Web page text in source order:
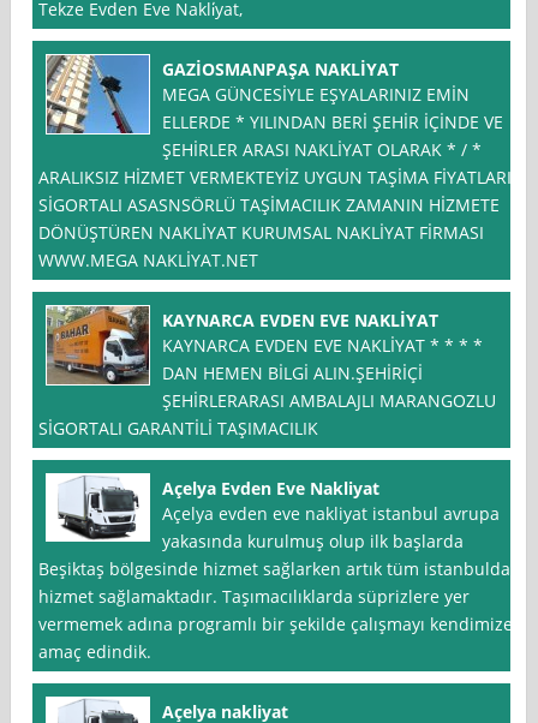
Tekze Evden Eve Nakli̇yat,
GAZİOSMANPAŞA NAKLİYAT
MEGA GÜNCESİYLE EŞYALARINIZ EMİN
ELLERDE * YILINDAN BERİ ŞEHİR İÇİNDE VE
ŞEHİRLER ARASI NAKLİYAT OLARAK * / *
ARALIKSIZ HİZMET VERMEKTEYİZ UYGUN TAŞİMA FİYATLARI
SİGORTALI ASASNSÖRLÜ TAŞİMACILIK ZAMANIN HİZMETE
DÖNÜŞTÜREN NAKLİYAT KURUMSAL NAKLİYAT FİRMASI
WWW.MEGA NAKLİYAT.NET
KAYNARCA EVDEN EVE NAKLİYAT
KAYNARCA EVDEN EVE NAKLİYAT * * * *
DAN HEMEN BİLGİ ALIN.ŞEHİRİÇİ
ŞEHİRLERARASI AMBALAJLI MARANGOZLU
SİGORTALI GARANTİLİ TAŞIMACILIK
Açelya Evden Eve Nakliyat
Açelya evden eve nakliyat istanbul avrupa
yakasında kurulmuş olup ilk başlarda
Beşiktaş bölgesinde hizmet sağlarken artık tüm istanbulda
hizmet sağlamaktadır. Taşımacılıklarda süprizlere yer
vermemek adına programlı bir şekilde çalışmayı kendimize
amaç edindik.
Açelya nakliyat